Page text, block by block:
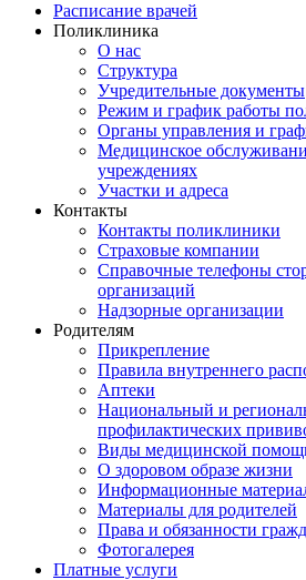
Расписание врачей
Поликлиника
О нас
Структура
Учредительные документы
Режим и график работы
Органы управления и
Медицинское
учреждениях
Участки и адреса
Контакты
Контакты поликлиники
Страховые компании
Справочные телефоны
организаций
Надзорные организации
Родителям
Прикрепление
Правила внутреннего
Аптеки
Национальный и
профилактических
Виды медицинской
О здоровом образе жизни
Информационные
Материалы для родителей
Права и обязанности
Фотогалерея
Платные услуги